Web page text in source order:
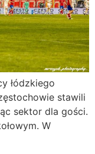
łódzkiego
stawili
sektor dla gości.
W